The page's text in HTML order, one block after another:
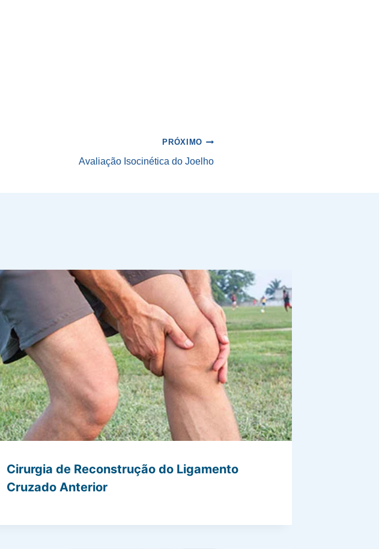
PRÓXIMO
Avaliação Isocinética do Joelho
Cirurgia de Reconstrução do Ligamento
Cruzado Anterior